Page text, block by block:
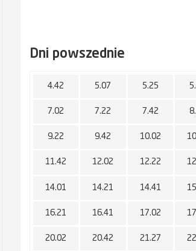
Dni powszednie
4.42 5.07 5.25
7.02 7.22 7.42
9.22 9.42 10.02
11.42 12.02 12.22
14.01 14.21 14.41
16.21 16.41 17.02
20.02 20.42 21.27